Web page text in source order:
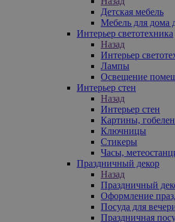
Детская мебель
Мебель для дома
Интерьер светотехника
Назад
Интерьер
Лампы
Освещение
Интерьер стен
Назад
Интерьер стен
Картины,
Ключницы
Стикеры
Часы,
Праздничный декор
Назад
Праздничный
Оформление
Посуда для
Праздничная